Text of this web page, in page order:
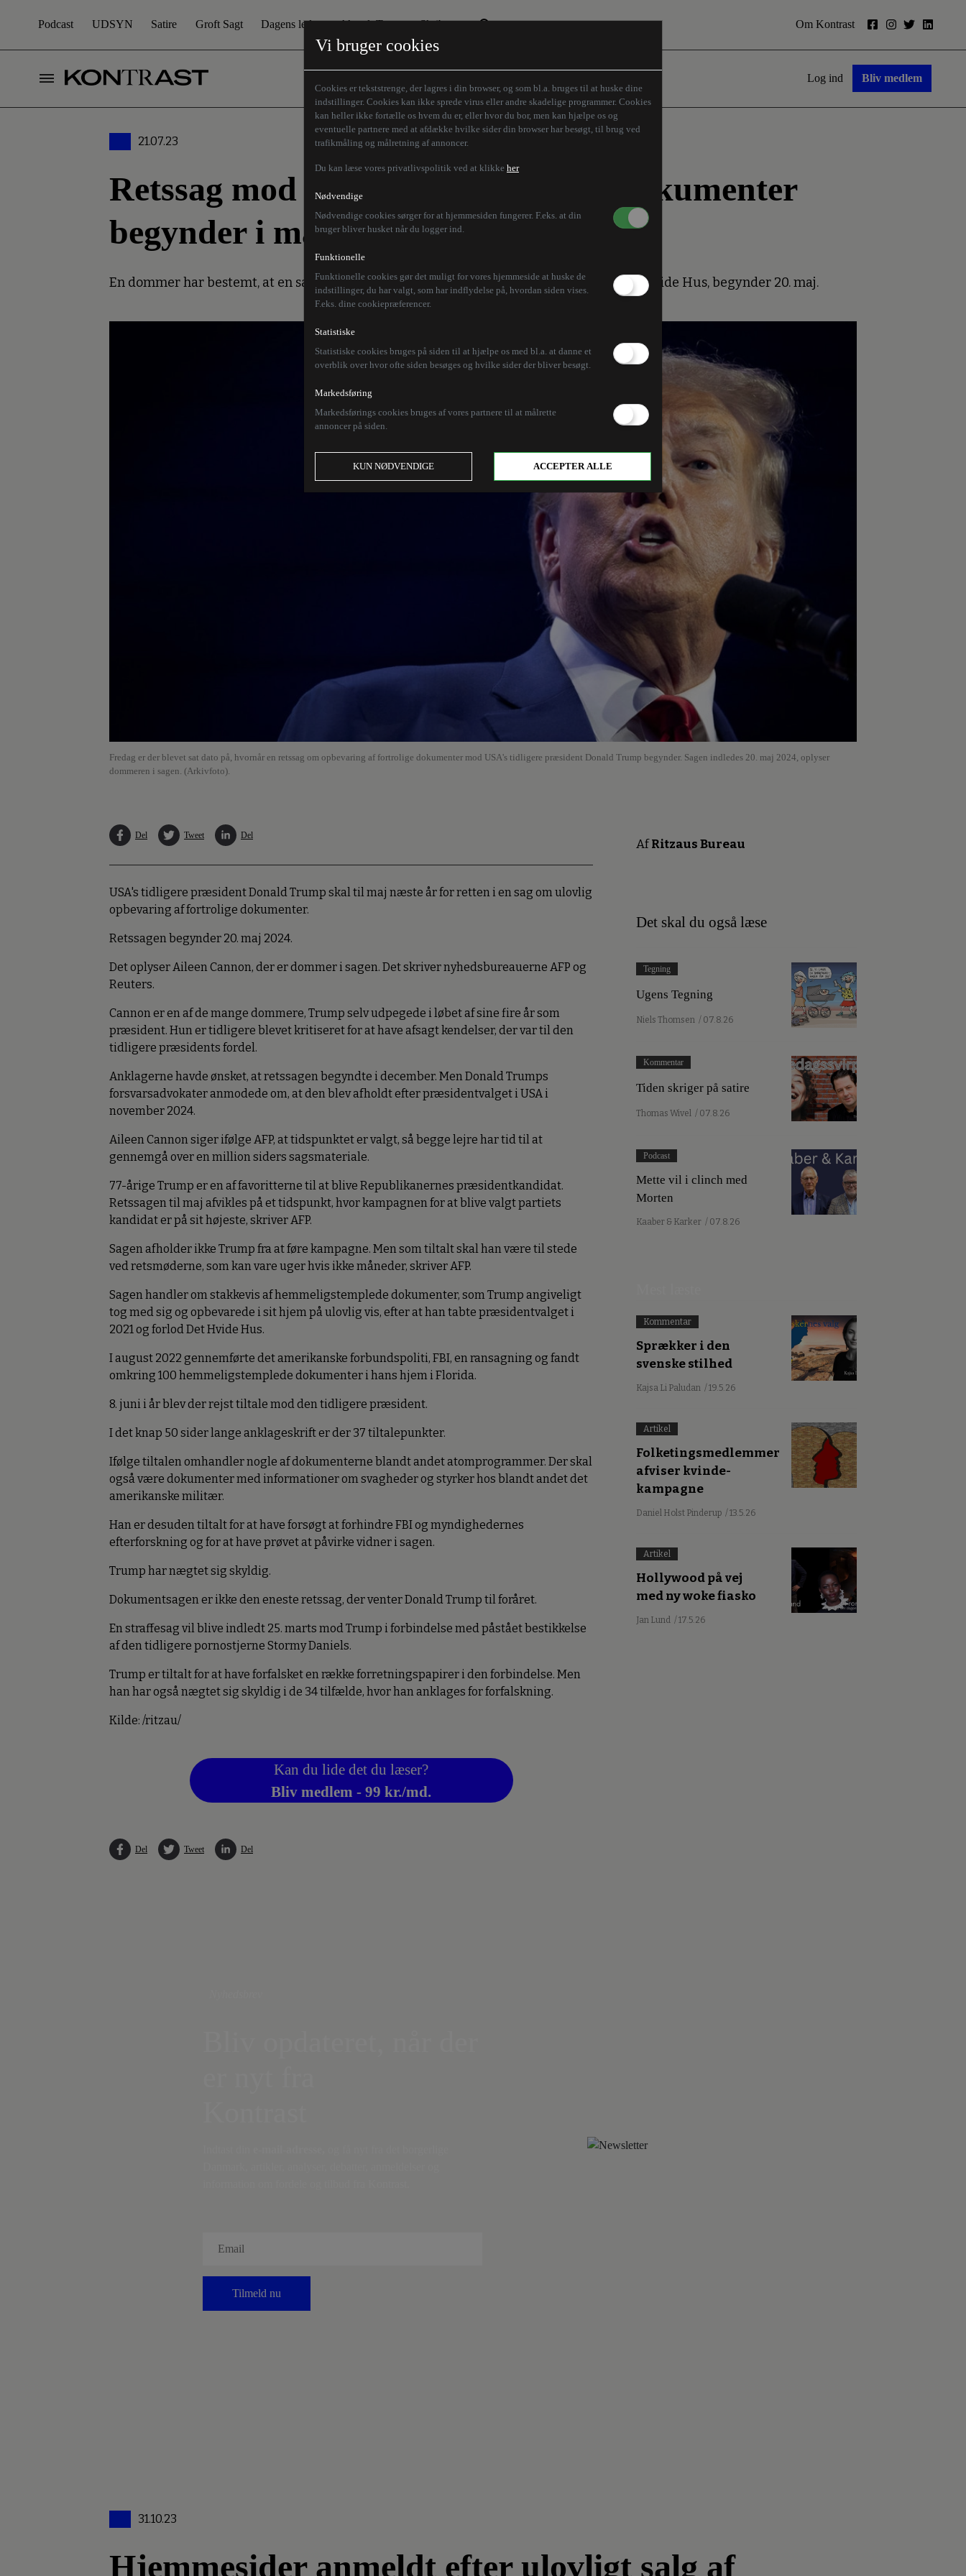
Vi bruger cookies
Cookies er tekststrenge, der lagres i din browser, og som bl.a. bruges til at huske dine
indstillinger. Cookies kan ikke sprede virus eller andre skadelige programmer. Cookies
kan heller ikke fortælle os hvem du er, eller hvor du bor, men kan hjælpe os og
eventuelle partnere med at afdække hvilke sider din browser har besøgt, til brug ved
trafikmåling og målretning af annoncer.
Du kan læse vores privatlivspolitik ved at klikke her
Nødvendige
Nødvendige cookies sørger for at hjemmesiden fungerer. F.eks. at din
bruger bliver husket når du logger ind.
Funktionelle
Funktionelle cookies gør det muligt for vores hjemmeside at huske de
indstillinger, du har valgt, som har indflydelse på, hvordan siden vises.
F.eks. dine cookiepræferencer.
Statistiske
Statistiske cookies bruges på siden til at hjælpe os med bl.a. at danne et
overblik over hvor ofte siden besøges og hvilke sider der bliver besøgt.
Markedsføring
Markedsførings cookies bruges af vores partnere til at målrette
annoncer på siden.
KUN NØDVENDIGE ACCEPTER ALLE
Podcast UDSYN Satire Groft Sagt Dagens leder Aktuelt Tema
Den borgelige brille
Humaniora forfra
Store Danskere
Skribenter
Z-aksen
Om Kontrast
Log ind Bliv medlem
21.07.23
Retssag mod Trump om fortrolige dokumenter
begynder i maj 2024
En dommer har bestemt, at en sag mod Donald Trump, der tog dokumenter med fra Det Hvide Hus, begynder 20. maj.
Fredag er der blevet sat dato på, hvornår en retssag om opbevaring af fortrolige dokumenter mod USA's tidligere præsident Donald Trump begynder. Sagen indledes 20. maj 2024, oplyser
dommeren i sagen. (Arkivfoto).
Del Tweet Del
USA's tidligere præsident Donald Trump skal til maj næste år for retten i en sag om ulovlig
opbevaring af fortrolige dokumenter.
Retssagen begynder 20. maj 2024.
Det oplyser Aileen Cannon, der er dommer i sagen. Det skriver nyhedsbureauerne AFP og
Reuters.
Cannon er en af de mange dommere, Trump selv udpegede i løbet af sine fire år som
præsident. Hun er tidligere blevet kritiseret for at have afsagt kendelser, der var til den
tidligere præsidents fordel.
Anklagerne havde ønsket, at retssagen begyndte i december. Men Donald Trumps
forsvarsadvokater anmodede om, at den blev afholdt efter præsidentvalget i USA i
november 2024.
Aileen Cannon siger ifølge AFP, at tidspunktet er valgt, så begge lejre har tid til at
gennemgå over en million siders sagsmateriale.
77-årige Trump er en af favoritterne til at blive Republikanernes præsidentkandidat.
Retssagen til maj afvikles på et tidspunkt, hvor kampagnen for at blive valgt partiets
kandidat er på sit højeste, skriver AFP.
Sagen afholder ikke Trump fra at føre kampagne. Men som tiltalt skal han være til stede
ved retsmøderne, som kan vare uger hvis ikke måneder, skriver AFP.
Sagen handler om stakkevis af hemmeligstemplede dokumenter, som Trump angiveligt
tog med sig og opbevarede i sit hjem på ulovlig vis, efter at han tabte præsidentvalget i
2021 og forlod Det Hvide Hus.
I august 2022 gennemførte det amerikanske forbundspoliti, FBI, en ransagning og fandt
omkring 100 hemmeligstemplede dokumenter i hans hjem i Florida.
8. juni i år blev der rejst tiltale mod den tidligere præsident.
I det knap 50 sider lange anklageskrift er der 37 tiltalepunkter.
Ifølge tiltalen omhandler nogle af dokumenterne blandt andet atomprogrammer. Der skal
også være dokumenter med informationer om svagheder og styrker hos blandt andet det
amerikanske militær.
Han er desuden tiltalt for at have forsøgt at forhindre FBI og myndighedernes
efterforskning og for at have prøvet at påvirke vidner i sagen.
Trump har nægtet sig skyldig.
Dokumentsagen er ikke den eneste retssag, der venter Donald Trump til foråret.
En straffesag vil blive indledt 25. marts mod Trump i forbindelse med påstået bestikkelse
af den tidligere pornostjerne Stormy Daniels.
Trump er tiltalt for at have forfalsket en række forretningspapirer i den forbindelse. Men
han har også nægtet sig skyldig i de 34 tilfælde, hvor han anklages for forfalskning.
Kilde: /ritzau/
Kan du lide det du læser?
Bliv medlem - 99 kr./md.
Del Tweet Del
AfRitzaus Bureau
Det skal du også læse
Tegning
Ugens Tegning
Niels Thomsen / 07.8.26
Kommentar
Tiden skriger på satire
Thomas Wivel / 07.8.26
Podcast
Mette vil i clinch med
Morten
Kaaber & Karker / 07.8.26
Kommentar
Sprækker i den
svenske stilhed
Kajsa Li Paludan / 19.5.26
Artikel
Folketingsmedlemmer
afviser kvinde-
kampagne
Daniel Holst Pinderup / 13.5.26
Artikel
Hollywood på vej
med ny woke fiasko
Jan Lund / 17.5.26
Tilmeld nu
31.10.23
Hjemmesider anmeldt efter ulovligt salg af